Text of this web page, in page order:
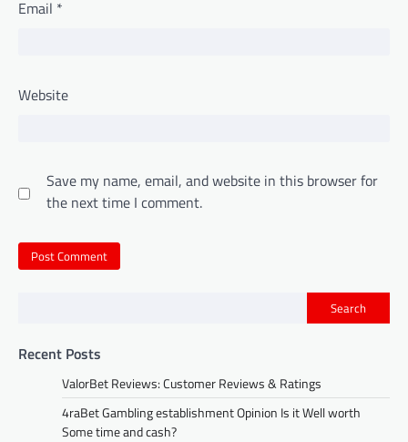
Email *
Website
Save my name, email, and website in this browser for
the next time I comment.
Search
Recent Posts
ValorBet Reviews: Customer Reviews & Ratings
4raBet Gambling establishment Opinion Is it Well worth
Some time and cash?